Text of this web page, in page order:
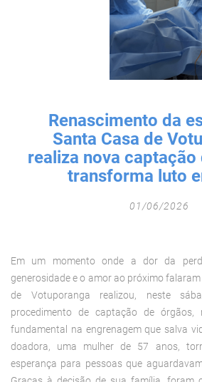
TODOS OS CAMPOS SÃO
Renascimento da
Santa Casa de
realiza nova captação
transforma luto
01/06/2026
Em um momento onde a dor da
generosidade e o amor ao próximo
de Votuporanga realizou, neste
procedimento de captação de órgãos,
fundamental na engrenagem que salva
doadora, uma mulher de 57 anos,
esperança para pessoas que